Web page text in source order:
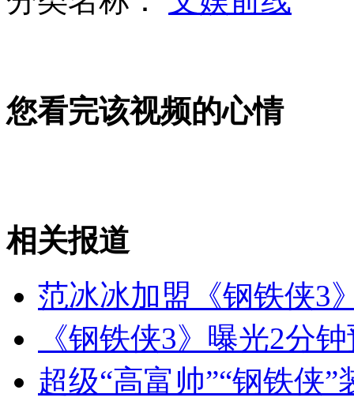
美国得州化肥厂爆炸后 韦斯特镇规划遭质疑
外交部：反对强权政治霸凌主义
您看完该视频的心情
相关报道
范冰冰加盟《钢铁侠3
《钢铁侠3》曝光2分
超级“高富帅”“钢铁侠